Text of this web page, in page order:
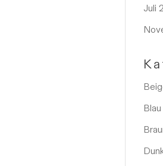
Juli
Blau